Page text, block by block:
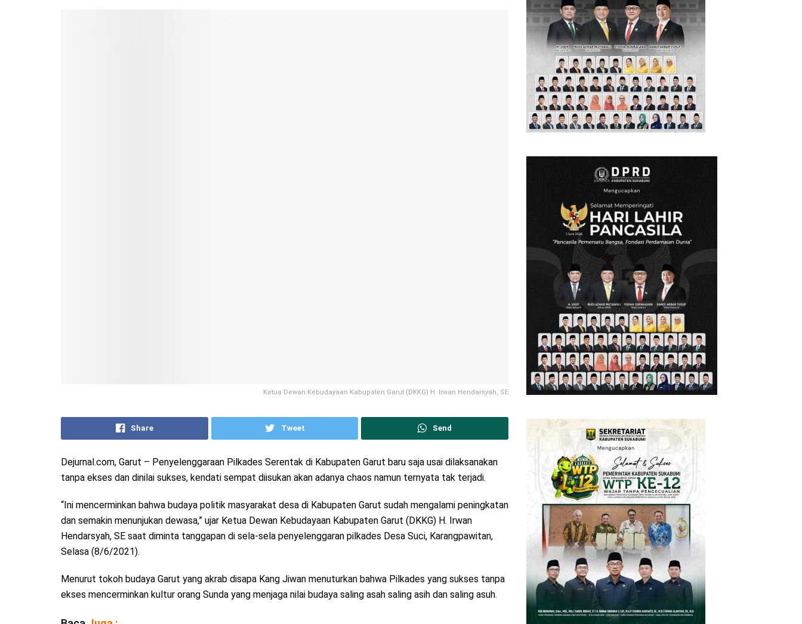
Ketua Dewan Kebudayaan Kabupaten Garut (DKKG) H. Irwan Hendarsyah, SE
Share Tweet Send
Dejurnal.com, Garut – Penyelenggaraan Pilkades Serentak di Kabupaten Garut baru saja usai dilaksanakan
tanpa ekses dan dinilai sukses, kendati sempat diisukan akan adanya chaos namun ternyata tak terjadi.
“Ini mencerminkan bahwa budaya politik masyarakat desa di Kabupaten Garut sudah mengalami peningkatan
dan semakin menunjukan dewasa,” ujar Ketua Dewan Kebudayaan Kabupaten Garut (DKKG) H. Irwan
Hendarsyah, SE saat diminta tanggapan di sela-sela penyelenggaran pilkades Desa Suci, Karangpawitan,
Selasa (8/6/2021).
Menurut tokoh budaya Garut yang akrab disapa Kang Jiwan menuturkan bahwa Pilkades yang sukses tanpa
ekses mencerminkan kultur orang Sunda yang menjaga nilai budaya saling asah saling asih dan saling asuh.